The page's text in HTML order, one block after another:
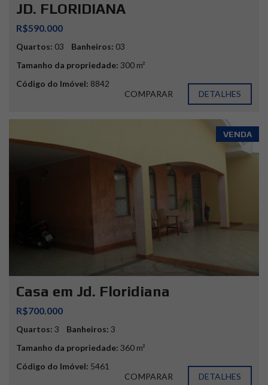
JD. FLORIDIANA
R$590.000
Quartos: 03 Banheiros: 03
Tamanho da propriedade: 300 m²
Código do Imóvel: 8842
COMPARAR
DETALHES
VENDA
Casa em Jd. Floridiana
R$700.000
Quartos: 3 Banheiros: 3
Tamanho da propriedade: 360 m²
Código do Imóvel: 5461
COMPARAR
DETALHES